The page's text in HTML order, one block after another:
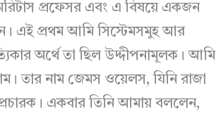
প্রফেসর এবং এ বিষয়ে একজন
এই প্রথম আমি সিস্টেমসমুহ আর
অর্থে তা ছিল উদ্দীপনামূলক। আমি
তার নাম জেমস ওয়েলস, যিনি রাজা
একবার তিনি আমায় বললেন,